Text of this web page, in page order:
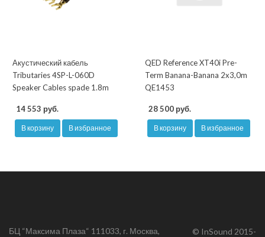
Акустический кабель
Tributaries 4SP-L-060D
Speaker Cables spade 1.8m
14 553 руб.
В корзину В избранное
QED Reference XT40i Pre-
Term Banana-Banana 2x3,0m
QE1453
28 500 руб.
В корзину В избранное
БЦ “Максима Плаза“ 111033, г. Москва, © InSound 2015-